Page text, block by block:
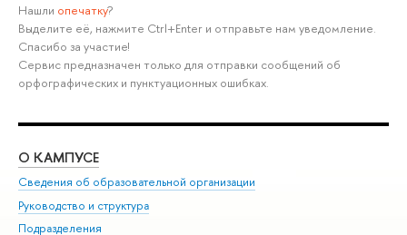
Нашли опечатку?
Выделите её, нажмите Ctrl+Enter и отправьте нам уведомление.
Спасибо за участие!
Сервис предназначен только для отправки сообщений об
орфографических и пунктуационных ошибках.
О КАМПУСЕ
Сведения об образовательной организации
Руководство и структура
Подразделения